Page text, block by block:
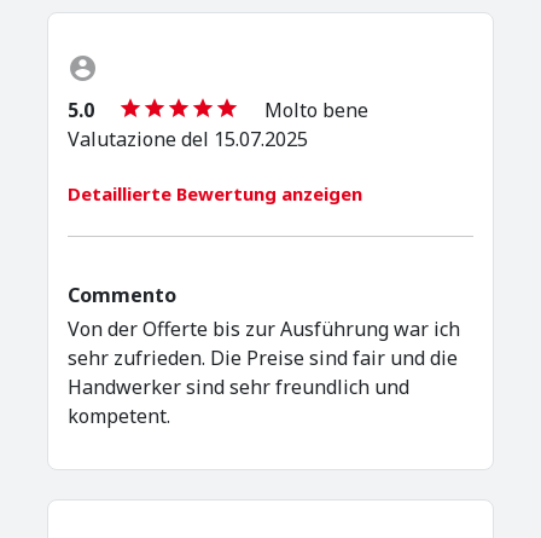
5.0
Molto bene
Valutazione del 15.07.2025
Detaillierte Bewertung anzeigen
Commento
Von der Offerte bis zur Ausführung war ich
sehr zufrieden. Die Preise sind fair und die
Handwerker sind sehr freundlich und
kompetent.